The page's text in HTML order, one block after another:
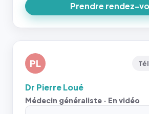
Prendre rendez-
PL
Dr Pierre Loué
Médecin généraliste · En vidéo